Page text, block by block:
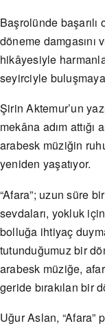
Başrolünde başarılı
döneme damgasını
hikâyesiyle
seyirciyle
Şirin Aktemur’un
mekâna adım
arabesk müziğin
yeniden yaşatıyor.
“Afara”; uzun süre
sevdaları, yokluk
bolluğa ihtiyaç
tutunduğumuz bir
arabesk müziğe,
geride bırakılan bir
Uğur Aslan, “Afara”